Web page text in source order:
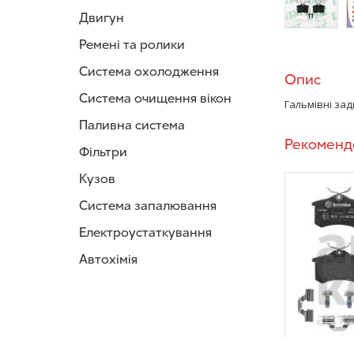
Двигун
Ремені та ролики
Система охолодження
Система очищення вікон
Паливна система
Фільтри
Кузов
Система запалювання
Електроустаткування
Автохімія
Опис
Гальмівні